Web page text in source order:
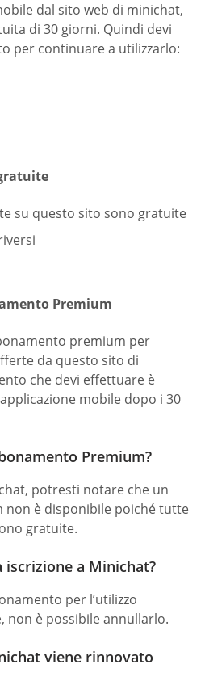
dal sito web di minichat,
di 30 giorni. Quindi devi
per continuare a utilizzarlo:
su questo sito sono gratuite
Premium
premium per
da questo sito di
che devi effettuare è
mobile dopo i 30
Premium?
potresti notare che un
è disponibile poiché tutte
gratuite.
iscrizione a Minichat?
per l’utilizzo
non è possibile annullarlo.
viene rinnovato